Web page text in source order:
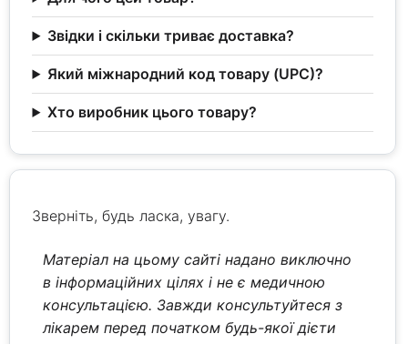
Звідки і скільки триває доставка?
Який міжнародний код товару (UPC)?
Хто виробник цього товару?
Зверніть, будь ласка, увагу.
Матеріал на цьому сайті надано виключно
в інформаційних цілях і не є медичною
консультацією. Завжди консультуйтеся з
лікарем перед початком будь-якої дієти